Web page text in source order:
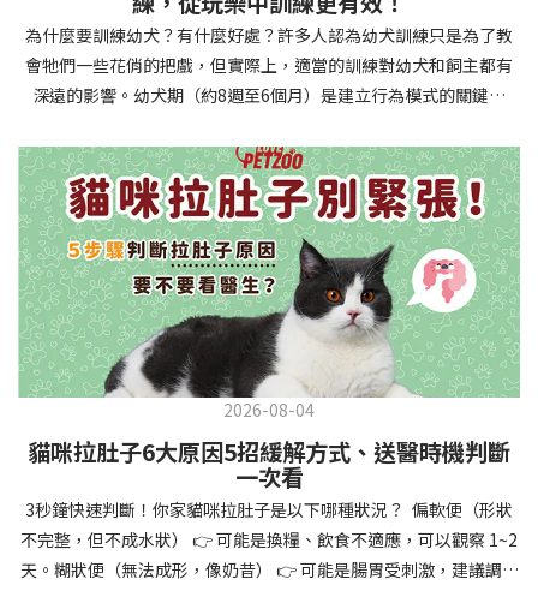
為什麼要訓練幼犬？有什麼好處？許多人認為幼犬訓練只是為了教
會牠們一些花俏的把戲，但實際上，適當的訓練對幼犬和飼主都有
深遠的影響。幼犬期（約8週至6個月）是建立行為模式的關鍵時
的行為問題，並建立人犬間的健康關係。 建立安全健康的生活環境
透過基礎訓練，幼犬能學會家居規則，避免危險行為和破壞家具。
像是「不」和「放下」等指令可以阻止幼犬咬電線或誤食有害物
質，有效降低居家意外風險。規律的如廁訓練則能養成良好衛生習
慣，讓家中環境保持乾淨舒適。增強溝通與信任關係訓練過程就像
建立一種共同語言，幫助你和幼犬更好地理解彼此。當幼犬學會回
應你的指令，不只增加了互動機會，也建立了主人作為領導者的地
位。正向獎勵式訓練更能培養幼犬對你的信任感，強化情感連結，
創造更和諧的相處模式。培養社交技能與適應能力及早接觸各種環
境和刺激，能幫助幼犬成長為自信穩定的成犬。適當的社會化訓練
讓牠們學會如何與其他狗狗、動物和人類和平相處，減少恐懼或攻
擊行為。這種適應能力使幼犬未來能從容面對獸醫檢查、美容
salon、寄宿或旅行等各種情境，大大提升生活品質。 訓練幼犬不只
是教會指令，更是塑造性格和習慣的過程！ 透過耐心且一致的訓
練，你不僅能擁有一隻聽話的好狗狗，更能建立起相互尊重的終身
2026-08-04
貓咪拉肚子6大原因5招緩解方式、送醫時機判斷
一次看
3秒鐘快速判斷！你家貓咪拉肚子是以下哪種狀況？ 偏軟便（形狀
不完整，但不成水狀） 👉 可能是換糧、飲食不適應，可以觀察 1~2
天。糊狀便（無法成形，像奶昔） 👉 可能是腸胃受刺激，建議調整